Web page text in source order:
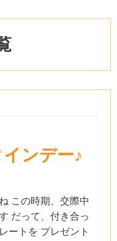
ンデー♪
この時期、交際中
だって、付き合っ
ートを プレゼント